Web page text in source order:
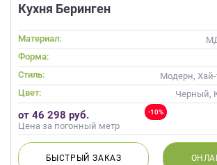
Кухня Беринген
Материал:
Форма:
Стиль:
Модерн,
Цвет:
Черный,
-10%
от 46 298 руб.
Цена за погонный метр
БЫСТРЫЙЗАКАЗ